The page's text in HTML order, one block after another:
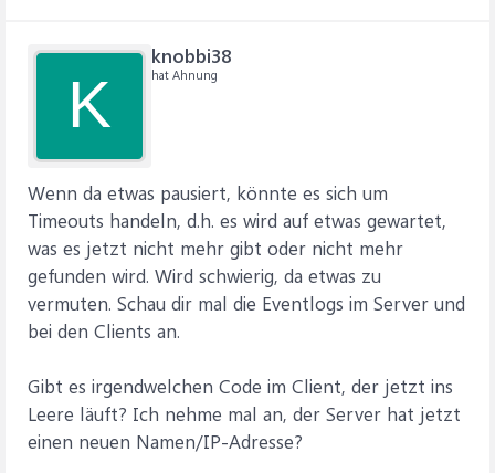
K
knobbi38
hat Ahnung
Wenn da etwas pausiert, könnte es sich um
Timeouts handeln, d.h. es wird auf etwas gewartet,
was es jetzt nicht mehr gibt oder nicht mehr
gefunden wird. Wird schwierig, da etwas zu
vermuten. Schau dir mal die Eventlogs im Server und
bei den Clients an.
Gibt es irgendwelchen Code im Client, der jetzt ins
Leere läuft? Ich nehme mal an, der Server hat jetzt
einen neuen Namen/IP-Adresse?